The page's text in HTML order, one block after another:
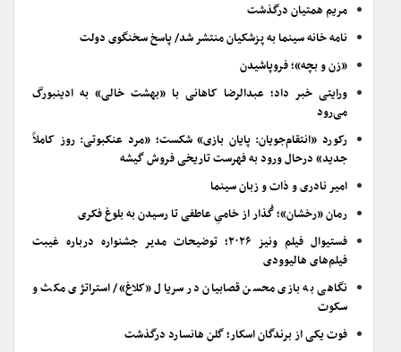
مریم همتیان درگذشت
نامه خانه سینما به پزشکیان منتشر شد/ پاسخ سخنگوی دولت
«زن و بچه»؛ فروپاشیدن
ورایتی خبر داد؛ عبدالرضا کاهانی با «بهشت خالی» به ادینبورگ
می‌رود
رکورد «انتقام‌جویان: پایان بازی» شکست؛ «مرد عنکبوتی: روز کاملاً
جدید» درحال ورود به فهرست تاریخی فروش گیشه
امیر نادری و ذات و زبان سینما
رمان «رخشان»؛ گُذار از خامیِ عاطفی تا رسیدن به بلوغ فکری
فستیوال فیلم ونیز ۲۰۲۶؛ توضیحات مدیر جشنواره درباره غیبت
فیلم‌های هالیوودی
نگاهی به بازی محسن قصابیان در سریال «کلاغ»/ استراتژی مکث و
سکوت
فوت یکی از برندگان اسکار؛ گلن هانسارد درگذشت